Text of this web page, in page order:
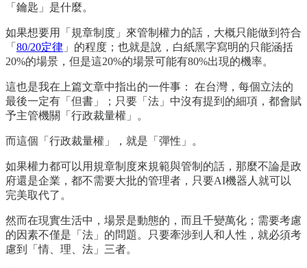
「鑰匙」是什麼。
如果想要用「規章制度」來管制權力的話，大概只能做到符合
「 80/20定律 」的程度；也就是說，白紙黑字寫明的只能涵括
20%的場景，但是這20%的場景可能有80%出現的機率。
這也是我在上篇文章中指出的一件事： 在台灣，每個立法的
最後一定有「但書」；只要「法」中沒有提到的細項，都會賦
予主管機關「行政裁量權」。
而這個「行政裁量權」，就是「彈性」。
如果權力都可以用規章制度來規範與管制的話，那麼不論是政
府還是企業，都不需要大批的管理者，只要AI機器人就可以
完美取代了。
然而在現實生活中，場景是動態的，而且千變萬化；需要考慮
的因素不僅是「法」的問題。只要牽涉到人和人性，就必須考
慮到「情、理、法」三者。